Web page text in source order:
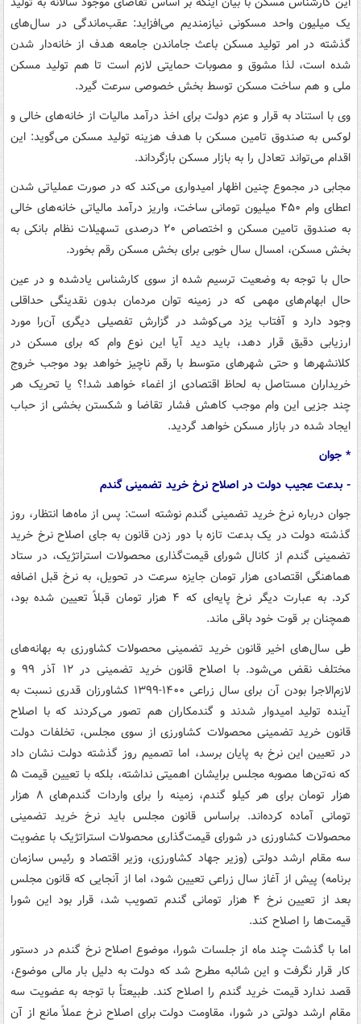
یک میلیون واحد مسکونی نیازمندیم می‌افزاید: عقب‌ماندگی در سال‌های
گذشته در امر تولید مسکن باعث جاماندن جامعه هدف از خانه‌دار شدن
شده است، لذا مشوق و مصوبات حمایتی لازم است تا هم تولید مسکن
ملی و هم ساخت مسکن توسط بخش خصوصی سرعت گیرد.
وی با استناد به قرار و عزم دولت برای اخذ درآمد مالیات از خانه‌های خالی و
لوکس به صندوق تامین مسکن با هدف هزینه تولید مسکن می‌گوید: این
اقدام می‌تواند تعادل را به بازار مسکن بازگرداند.
مجابی در مجموع چنین اظهار امیدواری می‌کند که در صورت عملیاتی شدن
اعطای وام ۴۵۰ میلیون تومانی ساخت، واریز درآمد مالیاتی خانه‌‎های خالی
به صندوق تامین مسکن و اختصاص ۲۰ درصدی تسهیلات نظام بانکی به
بخش مسکن، امسال سال خوبی برای بخش مسکن رقم بخورد.
حال با توجه به وضعیت ترسیم شده از سوی کارشناس یادشده و در عین
حال ابهام‌های مهمی که در زمینه توان مردمان بدون نقدینگی حداقلی
وجود دارد و آفتاب یزد می‌کوشد در گزارش تفصیلی دیگری آن‌را مورد
ارزیابی دقیق قرار دهد، باید دید آیا این نوع وام که برای مسکن در
کلانشهرها و حتی شهرهای متوسط با رقم ناچیز خواهد بود موجب خروج
خریداران مستاصل به لحاظ اقتصادی از اغماء خواهد شد!؟ یا تحریک هر
چند جزیی این وام موجب کاهش فشار تقاضا و شکستن بخشی از حباب
ایجاد شده در بازار مسکن خواهد گردید.
* جوان
- بدعت عجیب دولت در اصلاح نرخ خرید تضمینی گندم
جوان درباره نرخ خرید تضمینی گندم نوشته است: پس از ماه‌ها انتظار، روز
گذشته دولت در یک بدعت تازه با دور زدن قانون به جای اصلاح نرخ خرید
تضمینی گندم از کانال شورای قیمت‌گذاری محصولات استراتژیک، در ستاد
هماهنگی اقتصادی هزار تومان جایزه سرعت در تحویل، به نرخ قبل اضافه
کرد. به عبارت دیگر نرخ پایه‌ای که ۴ هزار تومان قبلاً تعیین شده بود،
همچنان بر قوت خود باقی ماند.
طی سال‌های اخیر قانون خرید تضمینی محصولات کشاورزی به بهانه‌های
مختلف نقض می‌شود. با اصلاح قانون خرید تضمینی در ۱۲ آذر ۹۹ و
لازم‌الاجرا بودن آن برای سال زراعی ۱۴۰۰-۱۳۹۹ کشاورزان قدری نسبت به
آینده تولید امیدوار شدند و گندمکاران هم تصور می‌کردند که با اصلاح
قانون خرید تضمینی محصولات کشاورزی از سوی مجلس، تخلفات دولت
در تعیین این نرخ به پایان برسد، اما تصمیم روز گذشته دولت نشان داد
که نه‌تن‌ها مصوبه مجلس برایشان اهمیتی نداشته، بلکه با تعیین قیمت ۵
هزار تومان برای هر کیلو گندم، زمینه را برای واردات گندم‌های ۸ هزار
تومانی آماده کرده‌اند. براساس قانون مجلس باید نرخ خرید تضمینی
محصولات کشاورزی در شورای قیمت‌گذاری محصولات استراتژیک با عضویت
سه مقام ارشد دولتی (وزیر جهاد کشاورزی، وزیر اقتصاد و رئیس سازمان
برنامه) پیش از آغاز سال زراعی تعیین شود، اما از آنجایی که قانون مجلس
بعد از تعیین نرخ ۴ هزار تومانی گندم تصویب شد، قرار بود این شورا
قیمت‌ها را اصلاح کند.
اما با گذشت چند ماه از جلسات شورا، موضوع اصلاح نرخ گندم در دستور
کار قرار نگرفت و این شائبه مطرح شد که دولت به دلیل بار مالی موضوع،
قصد ندارد قیمت خرید گندم را اصلاح کند. طبیعتاً با توجه به عضویت سه
مقام ارشد دولتی در شورا، مقاومت دولت برای اصلاح نرخ عملاً مانع از آن